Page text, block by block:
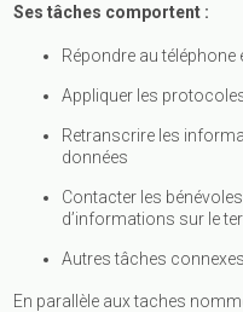
Ses tâches comportent :
Répondre au téléphone
Appliquer les
Retranscrire les
données
Contacter les
d’informations sur le
Autres tâches connexes
En parallèle aux taches